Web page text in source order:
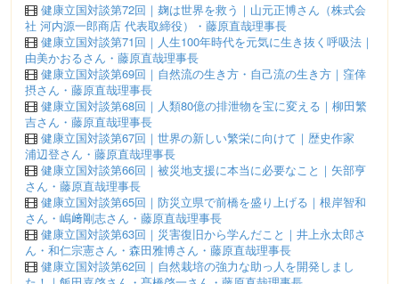
健康立国対談第72回｜麹は世界を救う｜山元正博さん（株式会
社 河内源一郎商店 代表取締役）・藤原直哉理事長
健康立国対談第71回｜人生100年時代を元気に生き抜く呼吸法｜
由美かおるさん・藤原直哉理事長
健康立国対談第69回｜自然流の生き方・自己流の生き方｜窪倖
摂さん・藤原直哉理事長
健康立国対談第68回｜人類80億の排泄物を宝に変える｜柳田繁
吉さん・藤原直哉理事長
健康立国対談第67回｜世界の新しい繁栄に向けて｜歴史作家
浦辺登さん・藤原直哉理事長
健康立国対談第66回｜被災地支援に本当に必要なこと｜矢部亨
さん・藤原直哉理事長
健康立国対談第65回｜防災立県で前橋を盛り上げる｜根岸智和
さん・嶋﨑剛志さん・藤原直哉理事長
健康立国対談第63回｜災害復旧から学んだこと｜井上永太郎さ
ん・和仁宗憲さん・森田雅博さん・藤原直哉理事長
健康立国対談第62回｜自然栽培の強力な助っ人を開発しまし